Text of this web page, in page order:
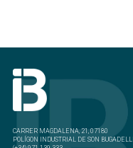
CARRER MAGDALENA, 21, 07180
POLÍGON INDUSTRIAL DE SON